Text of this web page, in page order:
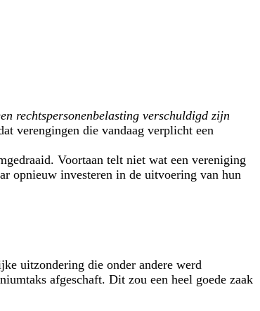
rechtspersonenbelasting verschuldigd zijn
verengingen die vandaag verplicht een
Voortaan telt niet wat een vereniging
opnieuw investeren in de uitvoering van hun
uitzondering die onder andere werd
afgeschaft. Dit zou een heel goede zaak